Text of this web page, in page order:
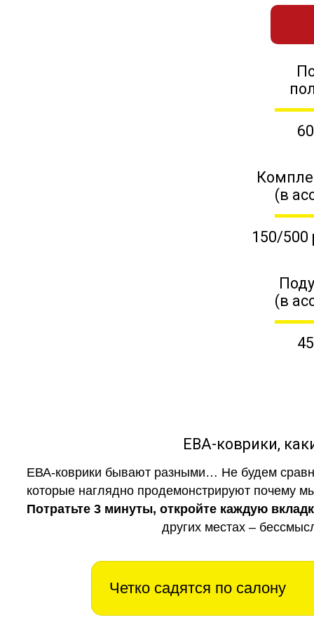
(в
150/500
(в
ЕВА-коврики,
ЕВА-коврики бывают разными… Не будем
которые наглядно продемонстрируют почему
Потратьте 3 минуты, откройте каждую
других местах –
Четко садятся по салону